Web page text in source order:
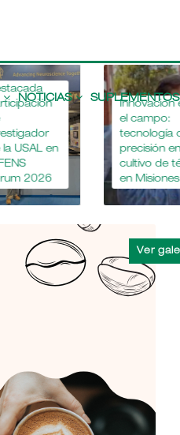
NOTICIAS SUPLEMENTOS
Innovación en
el campo:
tecnología de
precisión en el
cultivo de té
en Misiones